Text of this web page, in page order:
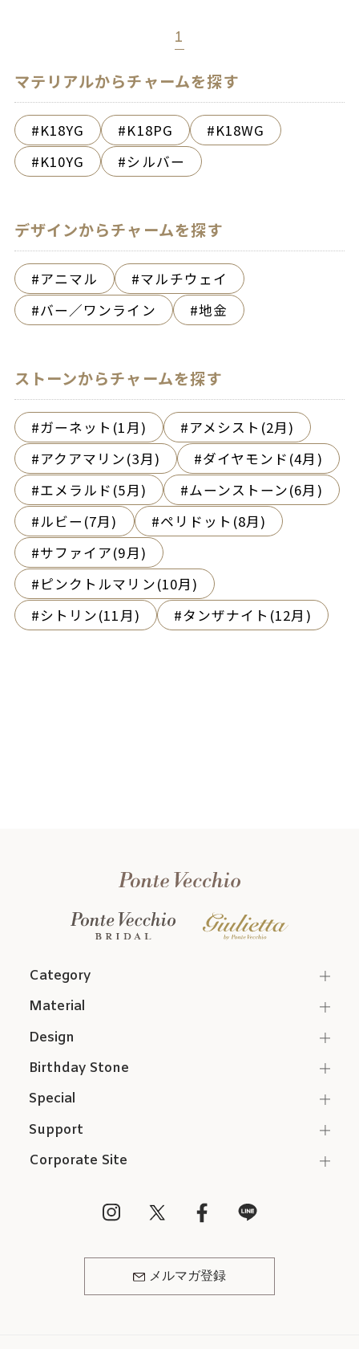
1
マテリアルからチャームを探す
K18YG K18PG
K18WG
K10YG
シルバー
デザインからチャームを探す
アニマル
マルチウェイ
バー／ワンライン
地金
ストーンからチャームを探す
ガーネット(1月)
アメシスト(2月)
アクアマリン(3月)
ダイヤモンド(4月)
エメラルド(5月)
ムーンストーン(6月)
ルビー(7月)
ペリドット(8月)
サファイア(9月)
ピンクトルマリン(10月)
シトリン(11月)
タンザナイト(12月)
Category
Support
Corporate Site
メルマガ登録
Material
Design
Birthday Stone
Special